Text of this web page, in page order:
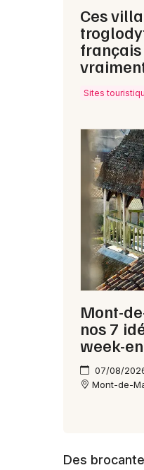
Ces
Sites
Mont-
nos 7
week-
07/08/
Mont-de-
Des